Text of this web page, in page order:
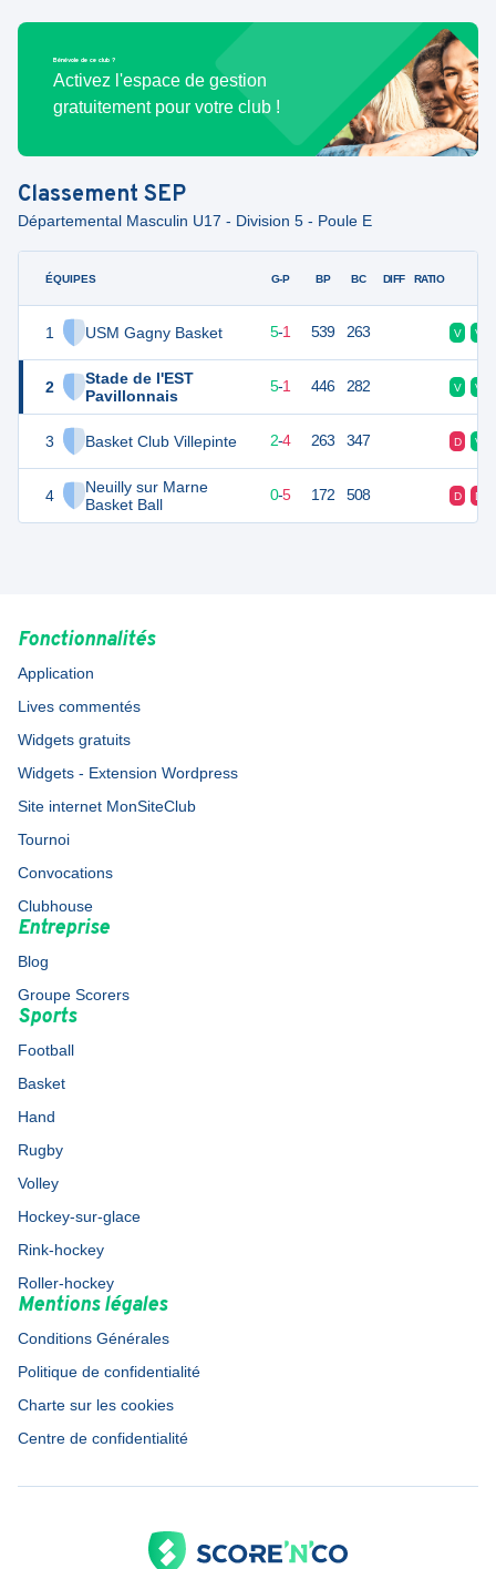
Bénévole de ce club ?
Activez l'espace de gestion
gratuitement pour votre club !
Classement SEP
Départemental Masculin U17 - Division 5 - Poule E
ÉQUIPES
1 USM Gagny Basket
2
Stade de l'EST
Pavillonnais
3 Basket Club Villepinte
4
Neuilly sur Marne
Basket Ball
G-P BP BC DIFF RATIO
11 5-1 539 263 V V
5-1 446 282 V V
8 6 2-4 263 347 D V
5 0-5 172 508 D D
Fonctionnalités
Application
Lives commentés
Widgets gratuits
Widgets - Extension Wordpress
Site internet MonSiteClub
Tournoi
Convocations
Clubhouse
Entreprise
Blog
Groupe Scorers
Sports
Football
Basket
Hand
Rugby
Volley
Hockey-sur-glace
Rink-hockey
Roller-hockey
Mentions légales
Conditions Générales
Politique de confidentialité
Charte sur les cookies
Centre de confidentialité